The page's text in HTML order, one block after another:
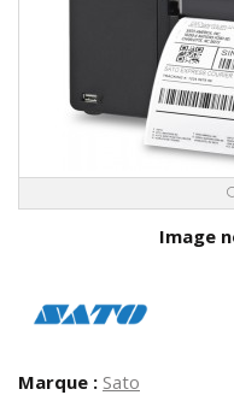
Image
Marque : Sato